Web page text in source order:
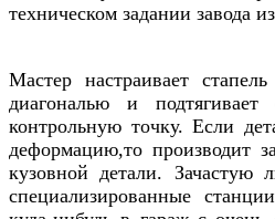
техническом задании завода
Мастер настраивает
диагональю и
контрольную точку. Если
деформацию,то производит
кузовной детали. Зачастую
специализированные